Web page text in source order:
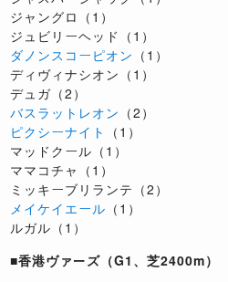
ジャングロ（1）
ジュビリーヘッド（1）
ダノンスコーピオン （1）
ディヴィナシオン（1）
デュガ（2）
バスラットレオン （2）
ピクシーナイト
（1）
マッドクール（1）
ママコチャ（1）
ミッキーブリランテ（2）
メイケイエール （1）
ルガル（1）
■香港ヴァーズ（G1、芝2400m）